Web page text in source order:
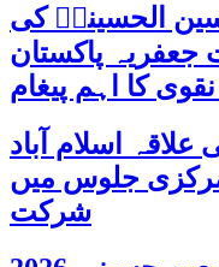
الحسینیؒ کی
جعفریہ پاکستان
کا اہم پیغام
اسلام آباد
جلوس میں
شرکت